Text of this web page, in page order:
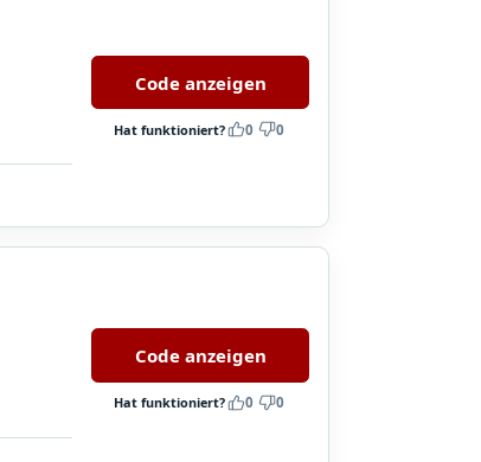
Code anzeigen
Hat funktioniert? 0 0
Code anzeigen
Hat funktioniert? 0 0